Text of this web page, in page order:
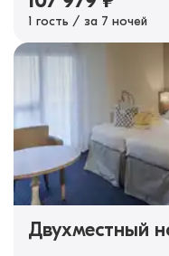
1 гость / за 7 ночей
Двухместный